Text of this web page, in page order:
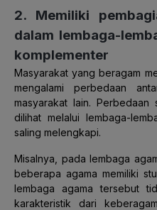
2. Memiliki
dalam lembaga-
komplementer
Masyarakat yang beragam
mengalami perbedaan
masyarakat lain.
dilihat melalui lembaga-
saling melengkapi.
Misalnya, pada lembaga
beberapa agama memiliki
lembaga agama tersebut
karakteristik dari